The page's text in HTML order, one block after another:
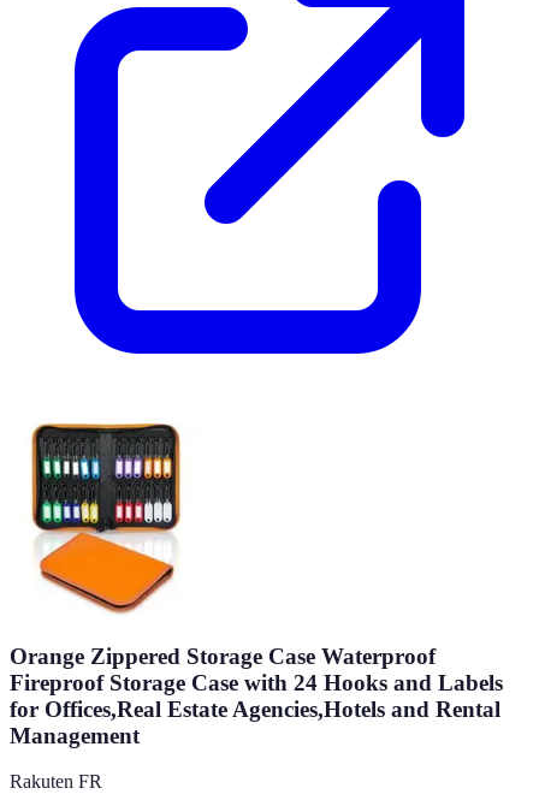
Orange Zippered Storage Case Waterproof
Fireproof Storage Case with 24 Hooks and Labels
for Offices,Real Estate Agencies,Hotels and Rental
Management
Rakuten FR